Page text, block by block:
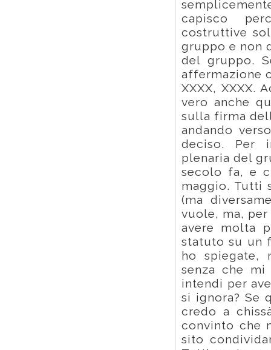
capisco
costruttive
gruppo e non
del gruppo.
affermazione
XXXX, XXXX.
vero anche
sulla firma
andando
deciso. Per
plenaria del
secolo fa, e
maggio. Tutti
(ma
vuole, ma,
avere molta
statuto su un
ho spiegate,
senza che mi
intendi per
si ignora? Se
credo a
convinto che
sito